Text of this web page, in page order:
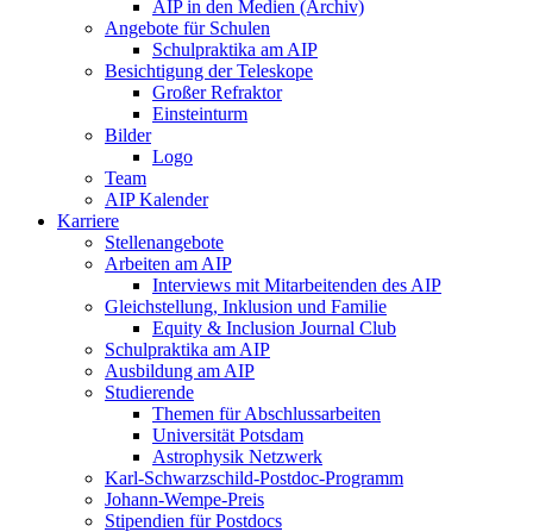
AIP in den Medien (Archiv)
Angebote für Schulen
Schulpraktika am AIP
Besichtigung der Teleskope
Großer Refraktor
Einsteinturm
Bilder
Logo
Team
AIP Kalender
Karriere
Stellenangebote
Arbeiten am AIP
Interviews mit Mitarbeitenden des AIP
Gleichstellung, Inklusion und Familie
Equity & Inclusion Journal Club
Schulpraktika am AIP
Ausbildung am AIP
Studierende
Themen für Abschlussarbeiten
Universität Potsdam
Astrophysik Netzwerk
Karl-Schwarzschild-Postdoc-Programm
Johann-Wempe-Preis
Stipendien für Postdocs